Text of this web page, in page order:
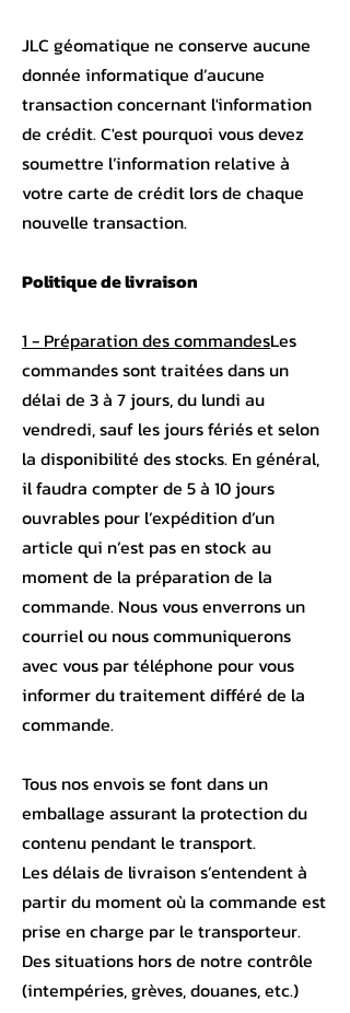
JLC géomatique ne conserve aucune
donnée informatique d’aucune
transaction concernant l'information
de crédit. C'est pourquoi vous devez
soumettre l’information relative à
votre carte de crédit lors de chaque
nouvelle transaction.
Politique de livraison
1 - Préparation des commandesLes
commandes sont traitées dans un
délai de 3 à 7 jours, du lundi au
vendredi, sauf les jours fériés et selon
la disponibilité des stocks. En général,
il faudra compter de 5 à 10 jours
ouvrables pour l’expédition d’un
article qui n’est pas en stock au
moment de la préparation de la
commande. Nous vous enverrons un
courriel ou nous communiquerons
avec vous par téléphone pour vous
informer du traitement différé de la
commande.
Tous nos envois se font dans un
emballage assurant la protection du
contenu pendant le transport.
Les délais de livraison s’entendent à
partir du moment où la commande est
prise en charge par le transporteur.
Des situations hors de notre contrôle
(intempéries, grèves, douanes, etc.)